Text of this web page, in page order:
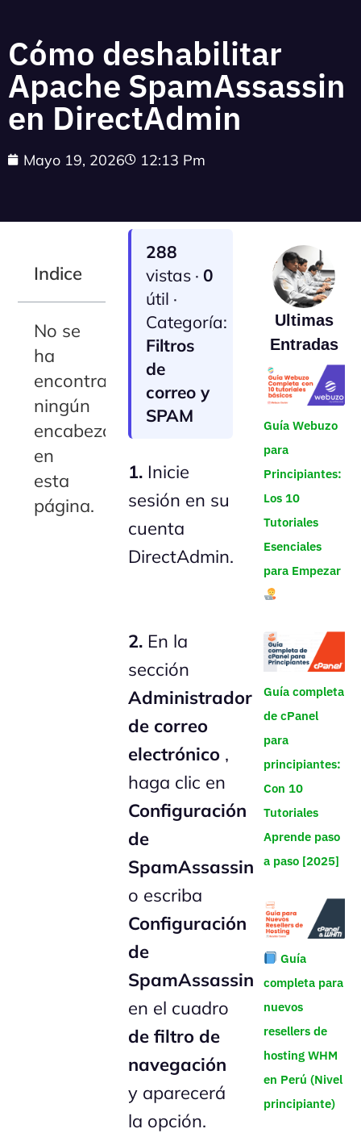
Cómo deshabilitar
Apache SpamAssassin
en DirectAdmin
Mayo 19, 2026 12:13 Pm
Indice
No se
ha
encontrado
ningún
encabezado
en
esta
página.
288
vistas ·0
útil ·
Categoría:
Filtros
de
correo y
SPAM
1. Inicie
sesión en su
cuenta
DirectAdmin.
2. En la
sección
Administrador
de correo
electrónico ,
haga clic en
Configuración
de
SpamAssassin
o escriba
Configuración
de
SpamAssassin
en el cuadro
de filtro de
navegación
y aparecerá
la opción.
Ultimas
Entradas
Guía Webuzo
para
Principiantes:
Los 10
Tutoriales
Esenciales
para Empezar
Guía completa
de cPanel
para
principiantes:
Con 10
Tutoriales
Aprende paso
a paso [2025]
Guía
completa para
nuevos
resellers de
hosting WHM
en Perú (Nivel
principiante)